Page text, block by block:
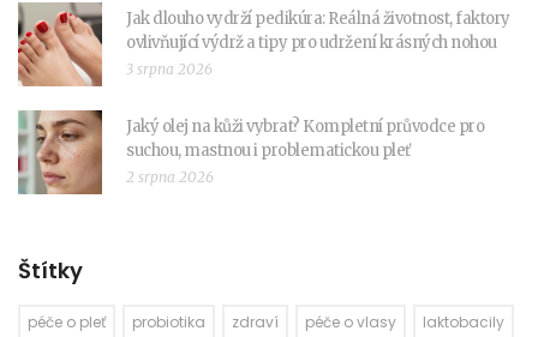
Jak dlouho vydrží pedikúra: Reálná životnost, faktory
ovlivňující výdrž a tipy pro udržení krásných nohou
3 srpna 2026
Jaký olej na kůži vybrat? Kompletní průvodce pro
suchou, mastnou i problematickou pleť
2 srpna 2026
Štítky
péče o pleť probiotika zdraví péče o vlasy
laktobacily